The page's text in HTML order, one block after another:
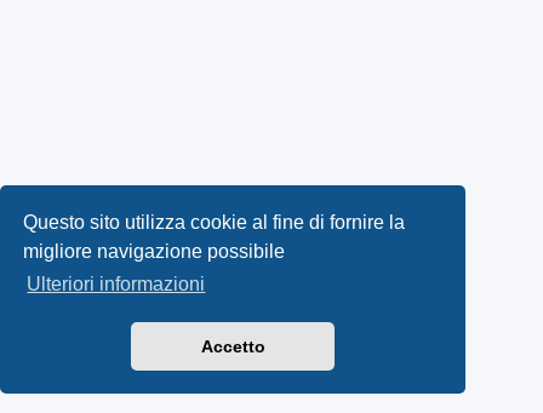
Questo sito utilizza cookie al fine di fornire la
migliore navigazione possibile
Ulteriori informazioni
Accetto